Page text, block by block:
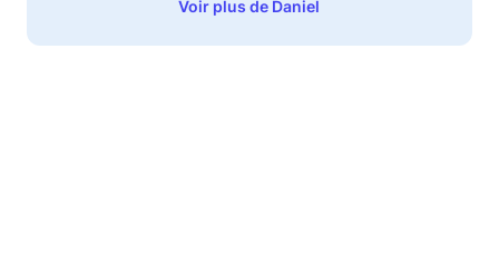
Voir plus de Daniel